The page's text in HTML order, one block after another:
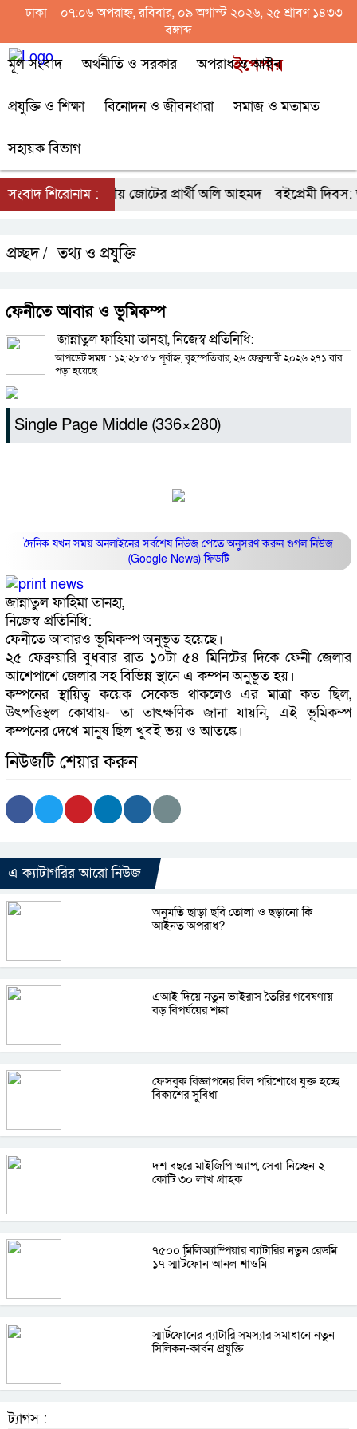
ঢাকা
০৭:০৬ অপরাহ্ন, রবিবার, ০৯ অগাস্ট ২০২৬, ২৫ শ্রাবণ ১৪৩৩
বঙ্গাব্দ
মূল সংবাদ অর্থনীতি ও সরকার অপরাধ ও আইন
প্রযুক্তি ও শিক্ষা বিনোদন ও জীবনধারা সমাজ ও মতামত
সহায়ক বিভাগ
ইপেপার
সংবাদ শিরোনাম :
নির্বাচনে ১১ দলীয় জোটের প্রার্থী অলি আহমদ বইপ্রেমী দিবস:
প্রচ্ছদ / তথ্য ও প্রযুক্তি
ফেনীতে আবার ও ভূমিকম্প
জান্নাতুল ফাহিমা তানহা, নিজেস্ব প্রতিনিধি:
আপডেট সময় : ১২:২৮:৫৮ পূর্বাহ্ন, বৃহস্পতিবার, ২৬ ফেব্রুয়ারী ২০২৬২৭১ বার
পড়া হয়েছে
Single Page Middle (336×280)
দৈনিক যখন সময় অনলাইনের সর্বশেষ নিউজ পেতে অনুসরণ করুনগুগল নিউজ
(Google News)ফিডটি
জান্নাতুল ফাহিমা তানহা,
নিজেস্ব প্রতিনিধি:
ফেনীতে আবারও ভূমিকম্প অনুভূত হয়েছে।
২৫ ফেব্রুয়ারি বুধবার রাত ১০টা ৫৪ মিনিটের দিকে ফেনী জেলার
আশেপাশে জেলার সহ বিভিন্ন স্থানে এ কম্পন অনুভূত হয়।
কম্পনের স্থায়িত্ব কয়েক সেকেন্ড থাকলেও এর মাত্রা কত ছিল,
উৎপত্তিস্থল কোথায়- তা তাৎক্ষণিক জানা যায়নি, এই ভূমিকম্প
কম্পনের দেখে মানুষ ছিল খুবই ভয় ও আতঙ্কে।
নিউজটি শেয়ার করুন
এ ক্যাটাগরির আরো নিউজ
অনুমতি ছাড়া ছবি তোলা ও ছড়ানো কি
আইনত অপরাধ?
এআই দিয়ে নতুন ভাইরাস তৈরির গবেষণায়
বড় বিপর্যয়ের শঙ্কা
ফেসবুক বিজ্ঞাপনের বিল পরিশোধে যুক্ত হচ্ছে
বিকাশের সুবিধা
দশ বছরে মাইজিপি অ্যাপ, সেবা নিচ্ছেন ২
কোটি ৩০ লাখ গ্রাহক
৭৫০০ মিলিঅ্যাম্পিয়ার ব্যাটারির নতুন রেডমি
১৭ স্মার্টফোন আনল শাওমি
স্মার্টফোনের ব্যাটারি সমস্যার সমাধানে নতুন
সিলিকন-কার্বন প্রযুক্তি
ট্যাগস :